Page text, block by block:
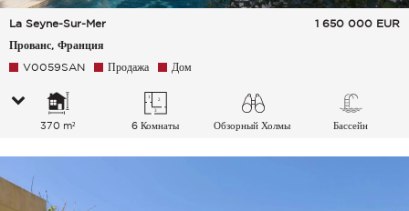
La Seyne-Sur-Mer
Прованс, Франция
1 650 000 EUR
V0059SAN Продажа Дом
370 m² 6 Комнаты Обзорный Холмы Бассейн